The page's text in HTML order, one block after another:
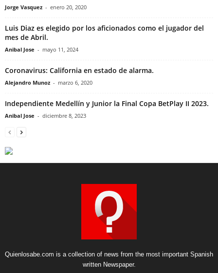
Jorge Vasquez - enero 20, 2020
Luis Diaz es elegido por los aficionados como el jugador del
mes de Abril.
Anibal Jose - mayo 11, 2024
Coronavirus: California en estado de alarma.
Alejandro Munoz - marzo 6, 2020
Independiente Medellín y Junior la Final Copa BetPlay II 2023.
Anibal Jose - diciembre 8, 2023
Quienlosabe.com is a collection of news from the most important Spanish
written Newspaper.